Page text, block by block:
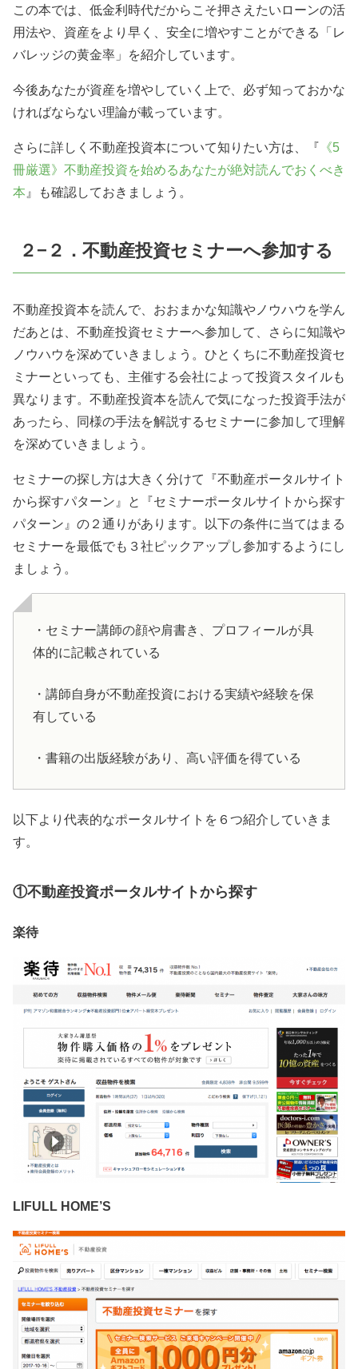
この本では、低金利時代だからこそ押さえたいローンの活
用法や、資産をより早く、安全に増やすことができる「レ
バレッジの黄金率」を紹介しています。
今後あなたが資産を増やしていく上で、必ず知っておかな
ければならない理論が載っています。
さらに詳しく不動産投資本について知りたい方は、『 《5
冊厳選》不動産投資を始めるあなたが絶対読んでおくべき
本 』も確認しておきましょう。
２−２．不動産投資セミナーへ参加する
不動産投資本を読んで、おおまかな知識やノウハウを学ん
だあとは、不動産投資セミナーへ参加して、さらに知識や
ノウハウを深めていきましょう。ひとくちに不動産投資セ
ミナーといっても、主催する会社によって投資スタイルも
異なります。不動産投資本を読んで気になった投資手法が
あったら、同様の手法を解説するセミナーに参加して理解
を深めていきましょう。
セミナーの探し方は大きく分けて『不動産ポータルサイト
から探すパターン』と『セミナーポータルサイトから探す
パターン』の２通りがあります。以下の条件に当てはまる
セミナーを最低でも３社ピックアップし参加するようにし
ましょう。
・セミナー講師の顔や肩書き、プロフィールが具
体的に記載されている
・講師自身が不動産投資における実績や経験を保
有している
・書籍の出版経験があり、高い評価を得ている
以下より代表的なポータルサイトを６つ紹介していきま
す。
①不動産投資ポータルサイトから探す
楽待
LIFULL HOME’S